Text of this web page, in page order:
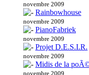
novembre 2009
Rainbowhouse
novembre 2009
PianoFabriek
novembre 2009
Projet D.E.S.I.R.
novembre 2009
Midis de la
novembre 2009